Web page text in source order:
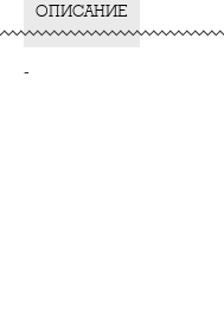
ОПИСАНИЕ
-